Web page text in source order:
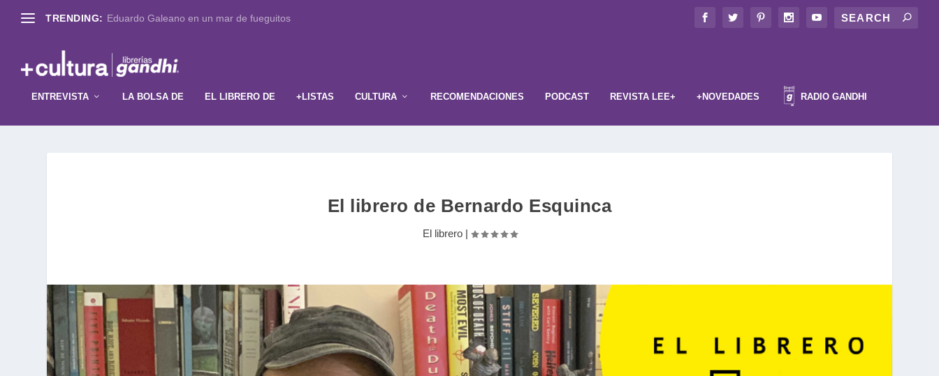
TRENDING: Eduardo Galeano en un mar de fueguitos
ENTREVISTA LA BOLSA DE EL LIBRERO DE +LISTAS CULTURA RECOMENDACIONES PODCAST REVISTA LEE+ +NOVEDADES RADIO GANDHI
El librero de Bernardo Esquinca
El librero|